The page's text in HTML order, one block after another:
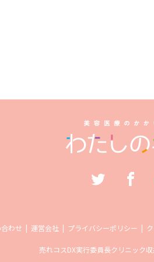
わせ 運営会社 プライバシーポリシー
売れコスDX実行委員長クリニック